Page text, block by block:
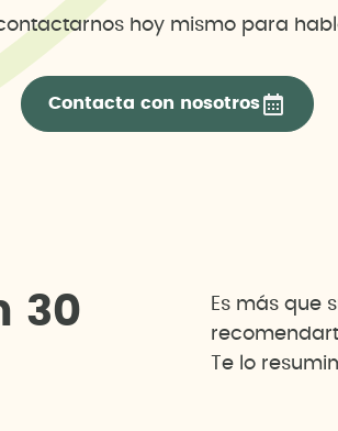
hoy mismo para
Contacta con nosotros
30
Es más que
Te lo